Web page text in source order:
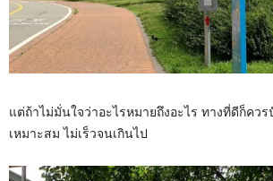
แต่ถ้าไม่มั่นใจว่าอะไรหมายถึงอะไร ทางที่ดีก็คว
เหมาะสม ไม่เร็วจนเกินไป